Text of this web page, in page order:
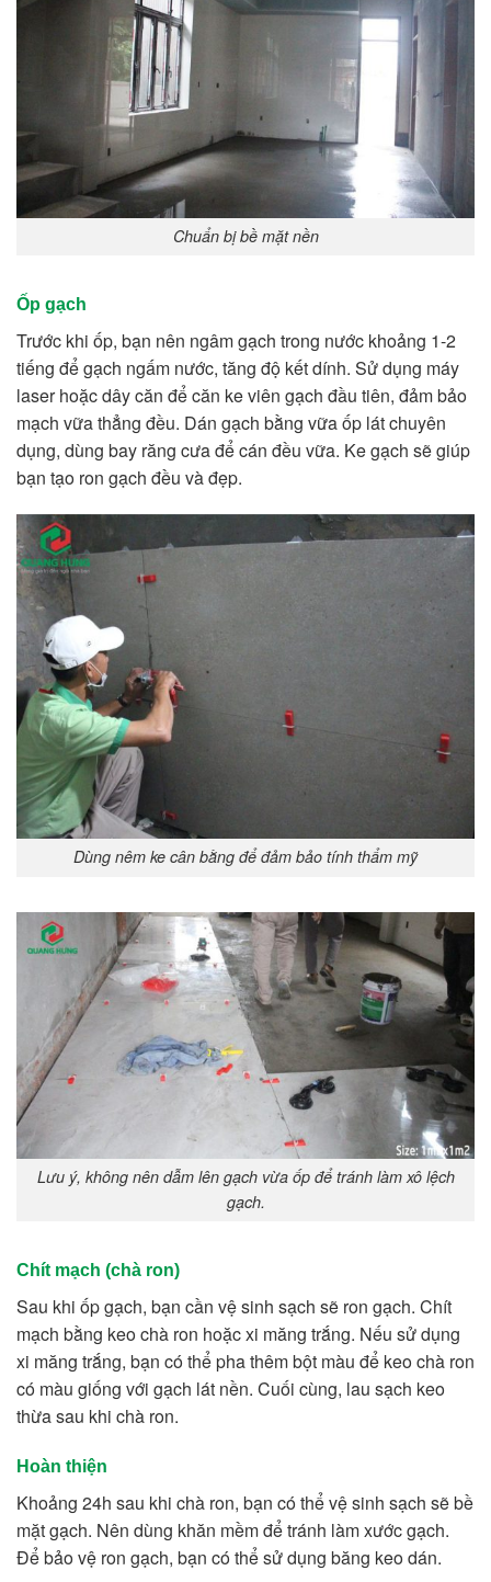
Chuẩn bị bề mặt nền
Ốp gạch
Trước khi ốp, bạn nên ngâm gạch trong nước khoảng 1-2
tiếng để gạch ngấm nước, tăng độ kết dính. Sử dụng máy
laser hoặc dây căn để căn ke viên gạch đầu tiên, đảm bảo
mạch vữa thẳng đều. Dán gạch bằng vữa ốp lát chuyên
dụng, dùng bay răng cưa để cán đều vữa. Ke gạch sẽ giúp
bạn tạo ron gạch đều và đẹp.
Dùng nêm ke cân bằng để đảm bảo tính thẩm mỹ
Lưu ý, không nên dẫm lên gạch vừa ốp để tránh làm xô lệch
gạch.
Chít mạch (chà ron)
Sau khi ốp gạch, bạn cần vệ sinh sạch sẽ ron gạch. Chít
mạch bằng keo chà ron hoặc xi măng trắng. Nếu sử dụng
xi măng trắng, bạn có thể pha thêm bột màu để keo chà ron
có màu giống với gạch lát nền. Cuối cùng, lau sạch keo
thừa sau khi chà ron.
Hoàn thiện
Khoảng 24h sau khi chà ron, bạn có thể vệ sinh sạch sẽ bề
mặt gạch. Nên dùng khăn mềm để tránh làm xước gạch.
Để bảo vệ ron gạch, bạn có thể sử dụng băng keo dán.